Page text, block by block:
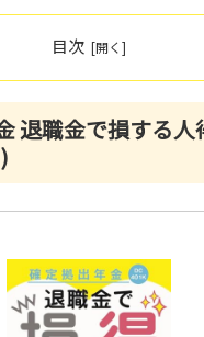
目次
退職金で損する人